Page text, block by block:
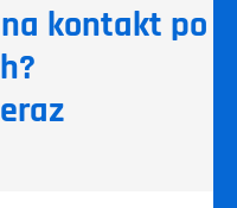
na kontakt po